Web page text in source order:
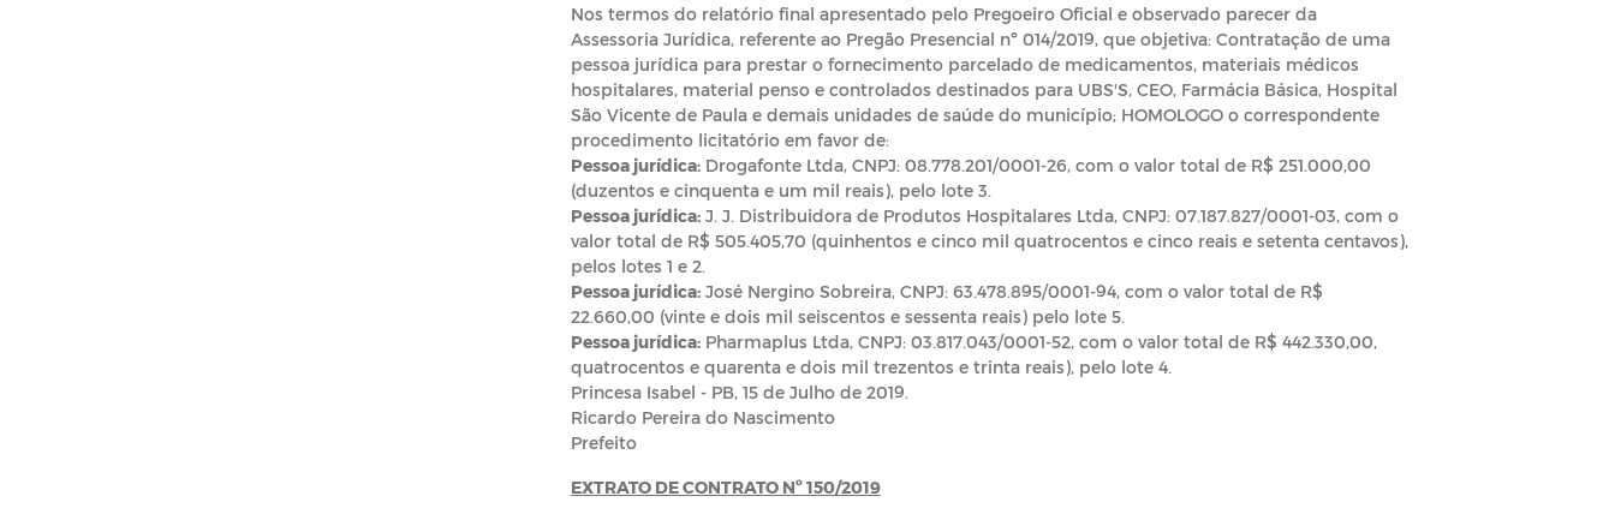
Nos termos do relatório final apresentado pelo Pregoeiro Oficial e observado parecer da
Assessoria Jurídica, referente ao Pregão Presencial nº 014/2019, que objetiva: Contratação de uma
pessoa jurídica para prestar o fornecimento parcelado de medicamentos, materiais médicos
hospitalares, material penso e controlados destinados para UBS'S, CEO, Farmácia Básica, Hospital
São Vicente de Paula e demais unidades de saúde do município; HOMOLOGO o correspondente
procedimento licitatório em favor de:
Pessoa jurídica:Drogafonte Ltda, CNPJ: 08.778.201/0001-26, com o valor total de R$ 251.000,00
(duzentos e cinquenta e um mil reais), pelo lote 3.
Pessoa jurídica:J. J. Distribuidora de Produtos Hospitalares Ltda, CNPJ: 07.187.827/0001-03, com o
valor total de R$ 505.405,70 (quinhentos e cinco mil quatrocentos e cinco reais e setenta centavos),
pelos lotes 1 e 2.
Pessoa jurídica:José Nergino Sobreira, CNPJ: 63.478.895/0001-94, com o valor total de R$
22.660,00 (vinte e dois mil seiscentos e sessenta reais) pelo lote 5.
Pessoa jurídica:Pharmaplus Ltda, CNPJ: 03.817.043/0001-52, com o valor total de R$ 442.330,00,
quatrocentos e quarenta e dois mil trezentos e trinta reais), pelo lote 4.
Princesa Isabel - PB, 15 de Julho de 2019.
Ricardo Pereira do Nascimento
Prefeito
EXTRATO DE CONTRATO Nº 150/2019